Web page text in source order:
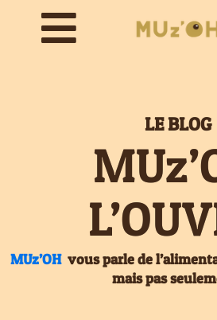
LE BLOG
MUz’OHvous parle de
mais pas